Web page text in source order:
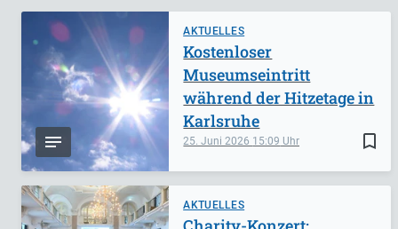
AKTUELLES
bookmark_border
25. Juni 2026 15:09
Kostenloser
Museumseintritt
während der Hitzetage in
Karlsruhe
AKTUELLES